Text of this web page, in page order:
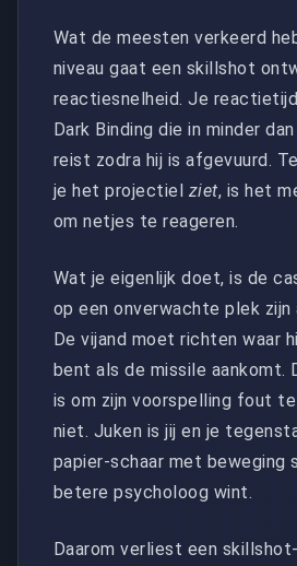
Wat de meesten verkeerd
niveau gaat een skillshot
reactiesnelheid. Je
Dark Binding die in minder
reist zodra hij is afgevuurd.
je het projectiel ziet, is het
om netjes te reageren.
Wat je eigenlijk doet, is de
op een onverwachte plek
De vijand moet richten waar
bent als de missile aankomt.
is om zijn voorspelling fout
niet. Juken is jij en je
papier-schaar met beweging
betere psycholoog wint.
Daarom verliest een